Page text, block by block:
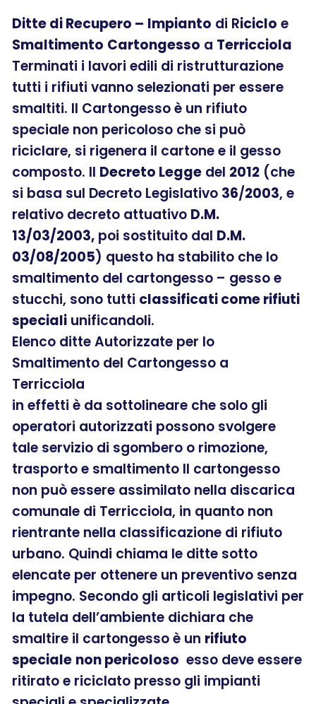
Ditte di Recupero – Impianto di Riciclo e
Smaltimento Cartongesso a Terricciola
Terminati i lavori edili di ristrutturazione
tutti i rifiuti vanno selezionati per essere
smaltiti. Il Cartongesso è un rifiuto
speciale non pericoloso che si può
riciclare, si rigenera il cartone e il gesso
composto. Il Decreto Legge del 2012 (che
si basa sul Decreto Legislativo 36/2003, e
relativo decreto attuativo D.M.
13/03/2003, poi sostituito dal D.M.
03/08/2005) questo ha stabilito che lo
smaltimento del cartongesso – gesso e
stucchi, sono tutti classificati come rifiuti
speciali unificandoli.
Elenco ditte Autorizzate per lo
Smaltimento del Cartongesso a
Terricciola
in effetti è da sottolineare che solo gli
operatori autorizzati possono svolgere
tale servizio di sgombero o rimozione,
trasporto e smaltimento Il cartongesso
non può essere assimilato nella discarica
comunale di Terricciola, in quanto non
rientrante nella classificazione di rifiuto
urbano. Quindi chiama le ditte sotto
elencate per ottenere un preventivo senza
impegno. Secondo gli articoli legislativi per
la tutela dell’ambiente dichiara che
smaltire il cartongesso è un rifiuto
speciale non pericoloso esso deve essere
ritirato e riciclato presso gli impianti